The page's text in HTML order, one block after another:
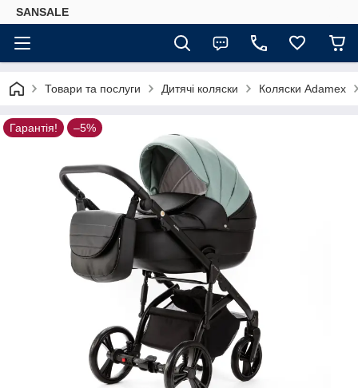
SANSALE
Товари та послуги Дитячі коляски Коляски Adamex
Гарантія! –5%